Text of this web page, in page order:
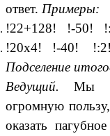
ответ. Примеры:
!22+128! !-50!
!20х4! !-40!
Подселение
Ведущий.Мы
огромную
оказать